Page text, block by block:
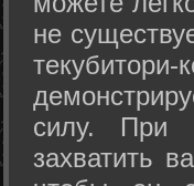
не
силу. При
захватить